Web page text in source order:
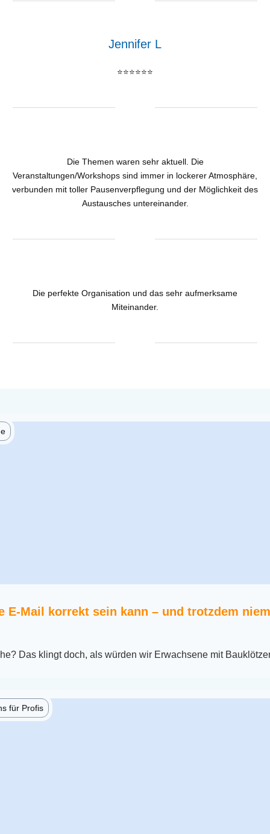
Jennifer L
⭐⭐⭐⭐⭐⭐
Die Themen waren sehr aktuell. Die
Veranstaltungen/Workshops sind immer in lockerer Atmosphäre,
verbunden mit toller Pausenverpflegung und der Möglichkeit des
Austausches untereinander.
Die perfekte Organisation und das sehr aufmerksame
Miteinander.
E-Mail korrekt sein kann – und trotzdem
Das klingt doch, als würden wir Erwachsene mit
für Profis